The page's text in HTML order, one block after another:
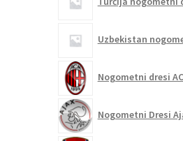
Uzbekistan
Nogometni dresi
Nogometni Dresi